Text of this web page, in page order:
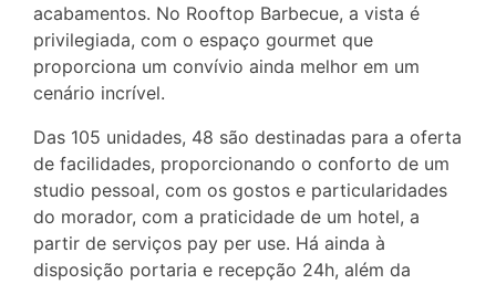
acabamentos. No Rooftop Barbecue, a vista é
privilegiada, com o espaço gourmet que
proporciona um convívio ainda melhor em um
cenário incrível.
Das 105 unidades, 48 são destinadas para a oferta
de facilidades, proporcionando o conforto de um
studio pessoal, com os gostos e particularidades
do morador, com a praticidade de um hotel, a
partir de serviços pay per use. Há ainda à
disposição portaria e recepção 24h, além da